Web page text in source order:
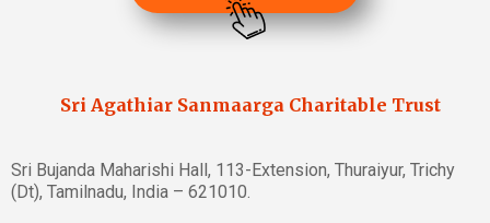
Sri Agathiar Sanmaarga Charitable Trust
Sri Bujanda Maharishi Hall, 113-Extension, Thuraiyur, Trichy
(Dt), Tamilnadu, India – 621010.